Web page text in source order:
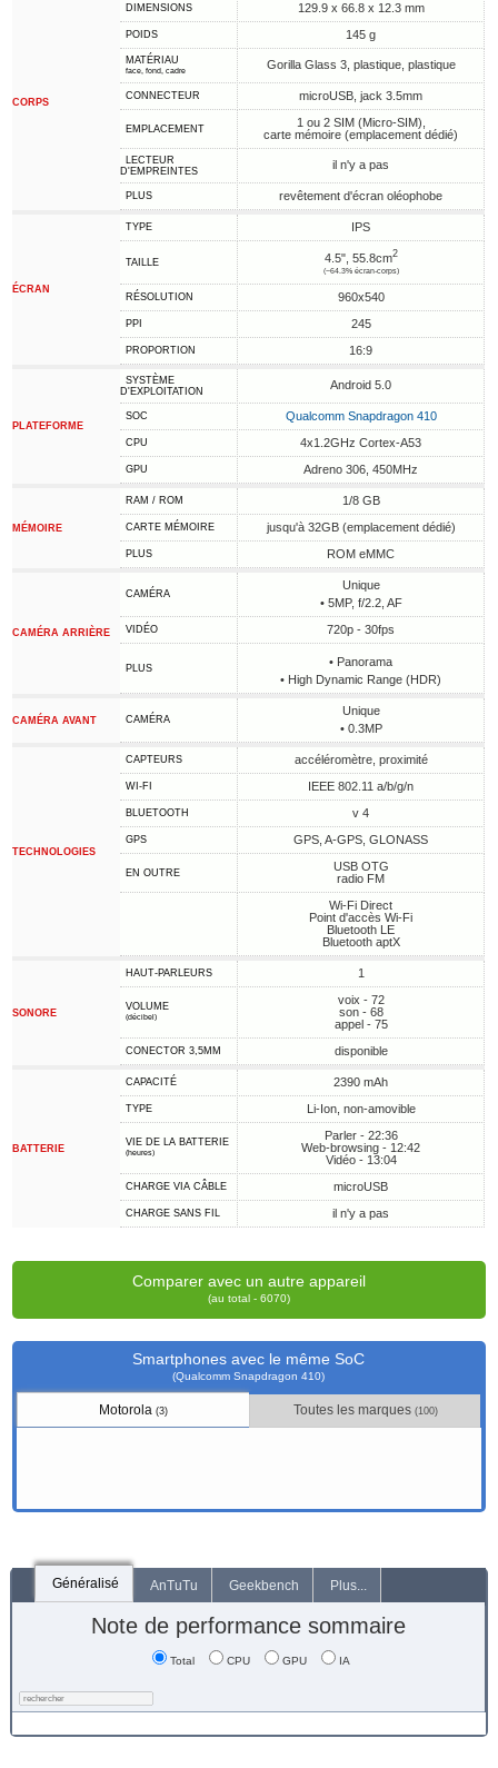
CORPS
DIMENSIONS 129.9 x 66.8 x 12.3 mm
POIDS 145 g
MATÉRIAU
face, fond, cadre Gorilla Glass 3, plastique, plastique
CONNECTEUR microUSB, jack 3.5mm
EMPLACEMENT
1 ou 2 SIM (Micro-SIM),
carte mémoire (emplacement dédié)
LECTEUR
D'EMPREINTES
il n'y a pas
PLUS revêtement d'écran oléophobe
ÉCRAN
TYPE IPS
TAILLE 4.5", 55.8cm2
(~64.3% écran-corps)
RÉSOLUTION 960x540
PPI 245
PROPORTION 16:9
PLATEFORME
SYSTÈME
D'EXPLOITATION
Android 5.0
SOC Qualcomm Snapdragon 410
CPU 4x1.2GHz Cortex-A53
GPU Adreno 306, 450MHz
MÉMOIRE
RAM / ROM 1/8 GB
CARTE MÉMOIRE jusqu'à 32GB (emplacement dédié)
PLUS ROM eMMC
CAMÉRA ARRIÈRE
CAMÉRA
Unique
• 5MP, f/2.2, AF
VIDÉO 720p - 30fps
PLUS
• Panorama
• High Dynamic Range (HDR)
CAMÉRA AVANT CAMÉRA
Unique
• 0.3MP
TECHNOLOGIES
CAPTEURS accéléromètre, proximité
WI-FI IEEE 802.11 a/b/g/n
BLUETOOTH v 4
GPS GPS, A-GPS, GLONASS
EN OUTRE
USB OTG
radio FM
Wi-Fi Direct
Point d'accès Wi-Fi
Bluetooth LE
Bluetooth aptX
SONORE
HAUT-PARLEURS 1
VOLUME
(décibel)
voix - 72
son - 68
appel - 75
CONECTOR 3,5MM disponible
BATTERIE
CAPACITÉ 2390 mAh
TYPE Li-Ion, non-amovible
VIE DE LA BATTERIE
(heures)
Parler - 22:36
Web-browsing - 12:42
Vidéo - 13:04
CHARGE VIA CÂBLE microUSB
CHARGE SANS FIL il n'y a pas
Comparer avec un autre appareil
(au total - 6070)
Smartphones avec le même SoC
(Qualcomm Snapdragon 410)
Motorola(3) Toutes les marques (100)
Généralisé AnTuTu Geekbench Plus...
Note de performance sommaire
Total CPU GPU IA